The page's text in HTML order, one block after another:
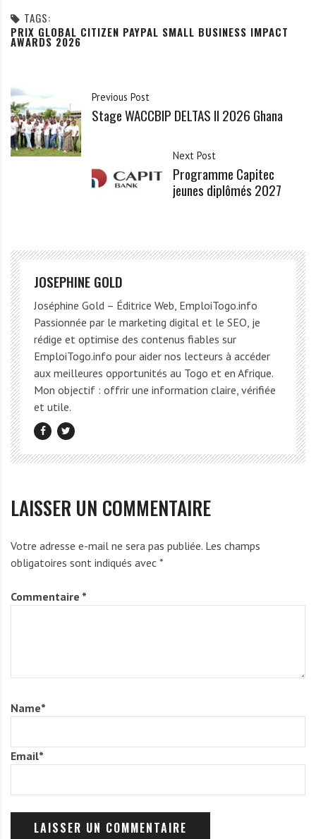
TAGS:
PRIX GLOBAL CITIZEN PAYPAL SMALL BUSINESS IMPACT
AWARDS 2026
Previous Post
Stage WACCBIP DELTAS II 2026 Ghana
Next Post
Programme Capitec
jeunes diplômés 2027
JOSEPHINE GOLD
Joséphine Gold – Éditrice Web, EmploiTogo.info
Passionnée par le marketing digital et le SEO, je
rédige et optimise des contenus fiables sur
EmploiTogo.info pour aider nos lecteurs à accéder
aux meilleures opportunités au Togo et en Afrique.
Mon objectif : offrir une information claire, vérifiée
et utile.
LAISSER UN COMMENTAIRE
Votre adresse e-mail ne sera pas publiée. Les champs
obligatoires sont indiqués avec *
Commentaire *
Name*
Email*